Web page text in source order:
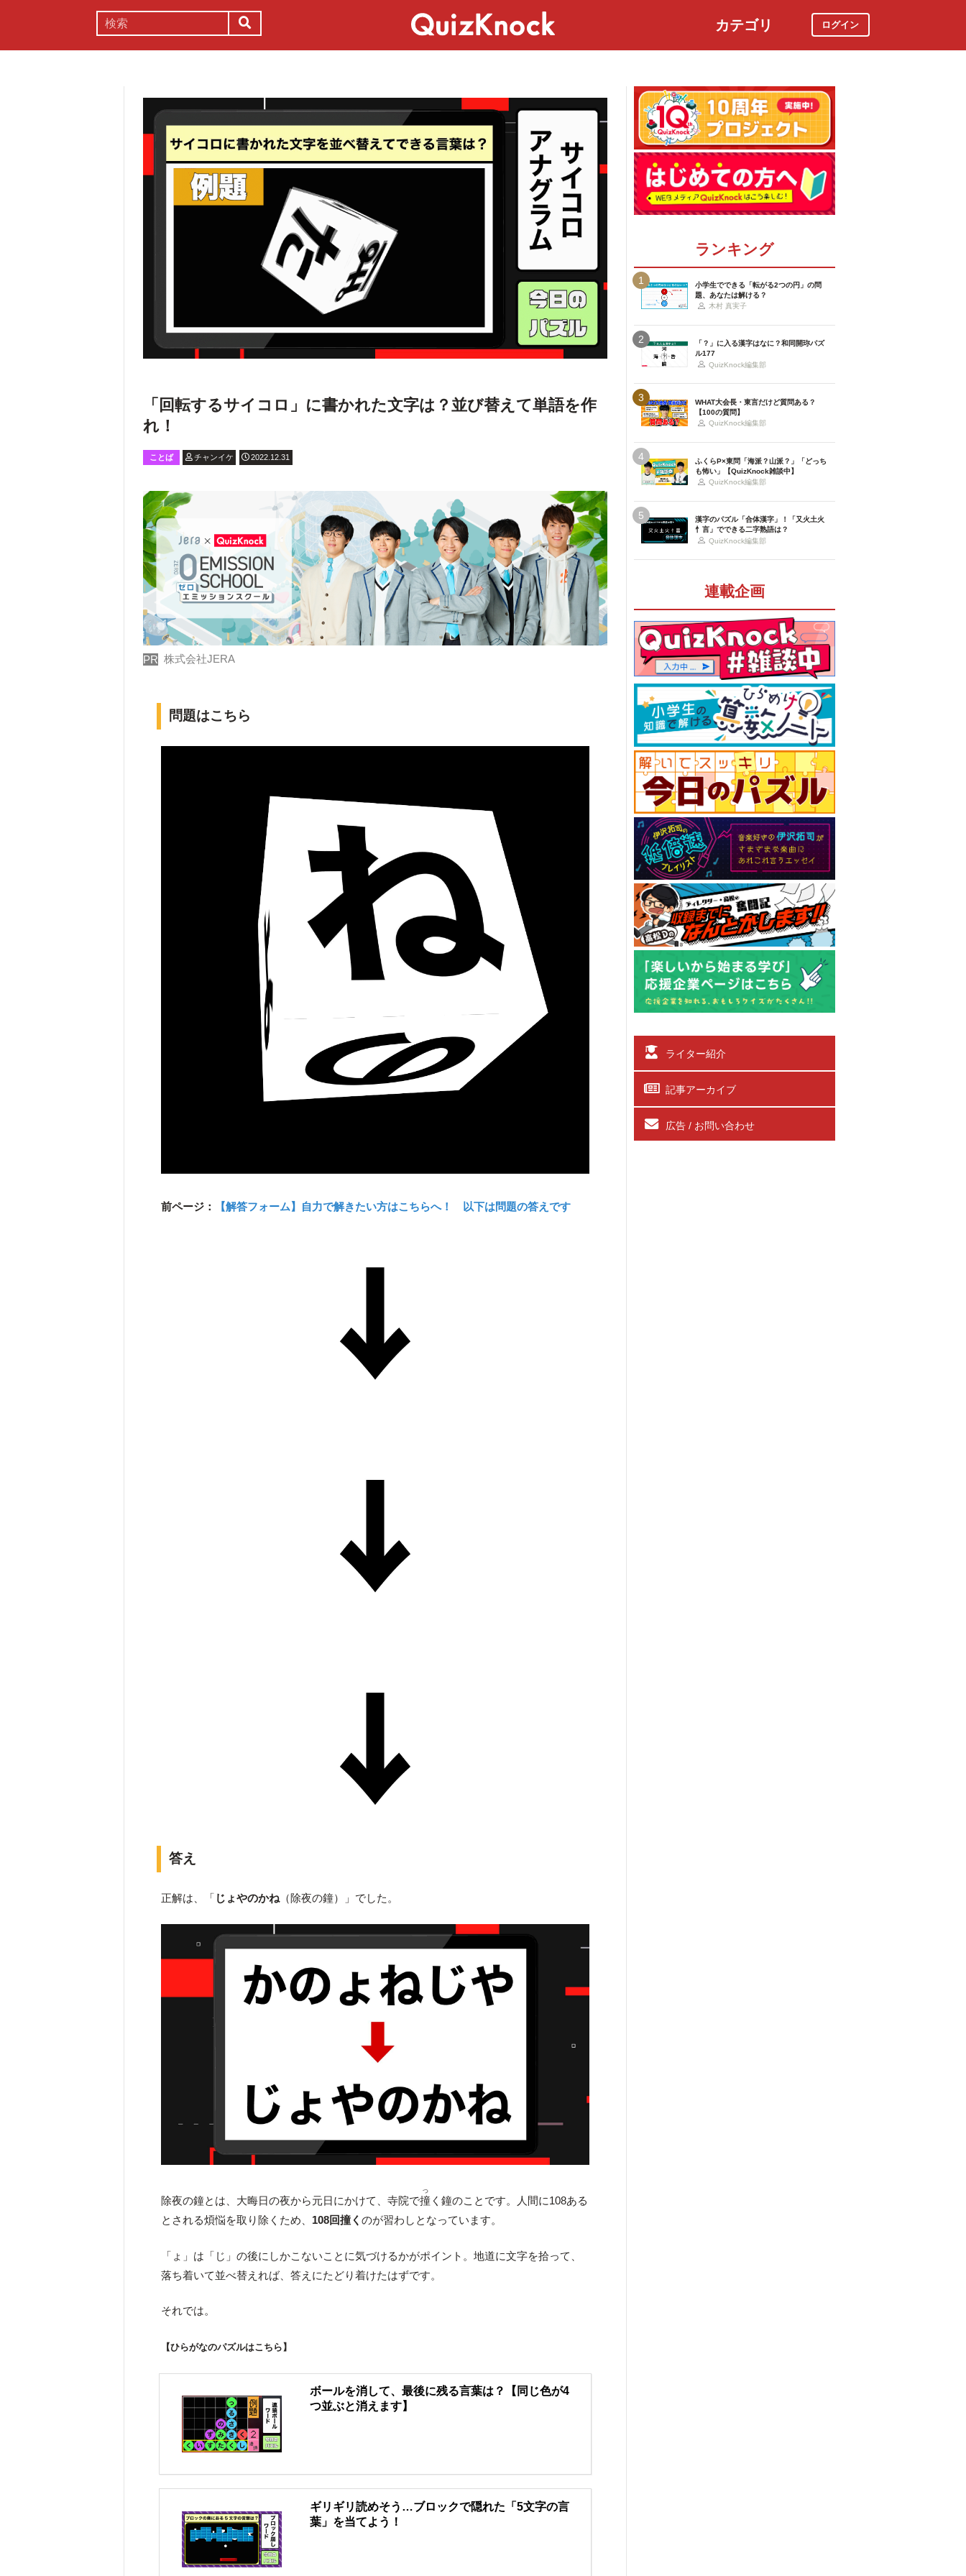
カテゴリ ログイン
「回転するサイコロ」に書かれた文字は？並び替えて単語を作
れ！
ことば チャンイケ 2022.12.31
PR 株式会社JERA
問題はこちら
前ページ： 【解答フォーム】自力で解きたい方はこちらへ！ 以下は問題の答えです
答え
正解は、「 じょやのかね （除夜の鐘）」でした。
除夜の鐘とは、大晦日の夜から元日にかけて、寺院で撞
つ
く鐘のことです。人間に108ある
とされる煩悩を取り除くため、 108回撞くのが習わしとなっています。
「ょ」は「じ」の後にしかこないことに気づけるかがポイント。地道に文字を拾って、
落ち着いて並べ替えれば、答えにたどり着けたはずです。
それでは。
【ひらがなのパズルはこちら】
ボールを消して、最後に残る言葉は？【同じ色が4
つ並ぶと消えます】
ギリギリ読めそう…ブロックで隠れた「5文字の言
葉」を当てよう！
ランキング
1
小学生でできる「転がる2つの円」の問
題、あなたは解ける？
木村 真実子
2
「？」に入る漢字はなに？和同開珎パズ
ル177
QuizKnock編集部
3
WHAT大会長・東言だけど質問ある？
【100の質問】
QuizKnock編集部
4
ふくらP×東問「海派？山派？」「どっち
も怖い」【QuizKnock雑談中】
QuizKnock編集部
5
漢字のパズル「合体漢字」！「又火土火
忄言」でできる二字熟語は？
QuizKnock編集部
連載企画
ライター紹介
記事アーカイブ
広告 / お問い合わせ